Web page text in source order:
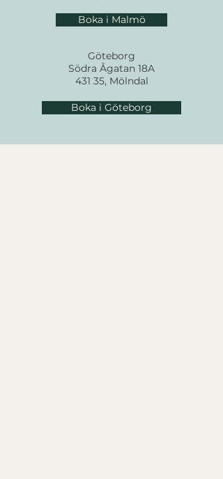
Boka i Malmö
Göteborg
Södra Ågatan 18A
431 35, Mölndal
Boka i Göteborg